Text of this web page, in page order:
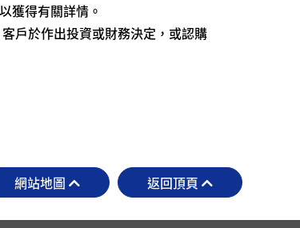
獲得有關詳情。
戶於作出投資或財務決定，或認購
網站地圖 返回頂頁